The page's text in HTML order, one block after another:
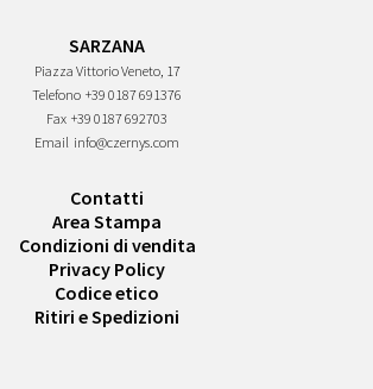
SARZANA
Piazza Vittorio Veneto, 17
Telefono +39 0187 691376
Fax +39 0187 692703
Email info@czernys.com
Contatti
Area Stampa
Condizioni di vendita
Privacy Policy
Codice etico
Ritiri e Spedizioni